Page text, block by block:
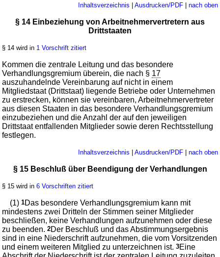
Inhaltsverzeichnis | Ausdrucken/PDF| nach oben
§ 14 Einbeziehung von Arbeitnehmervertretern aus
Drittstaaten
§ 14 wird in 1 Vorschrift zitiert
Kommen die zentrale Leitung und das besondere
Verhandlungsgremium überein, die nach § 17
auszuhandelnde Vereinbarung auf nicht in einem
Mitgliedstaat (Drittstaat) liegende Betriebe oder Unternehmen
zu erstrecken, können sie vereinbaren, Arbeitnehmervertreter
aus diesen Staaten in das besondere Verhandlungsgremium
einzubeziehen und die Anzahl der auf den jeweiligen
Drittstaat entfallenden Mitglieder sowie deren Rechtsstellung
festlegen.
Inhaltsverzeichnis | Ausdrucken/PDF| nach oben
§ 15 Beschluß über Beendigung der Verhandlungen
§ 15 wird in6 Vorschriften zitiert
(1)1Das besondere Verhandlungsgremium kann mit
mindestens zwei Dritteln der Stimmen seiner Mitglieder
beschließen, keine Verhandlungen aufzunehmen oder diese
zu beenden.2Der Beschluß und das Abstimmungsergebnis
sind in eine Niederschrift aufzunehmen, die vom Vorsitzenden
und einem weiteren Mitglied zu unterzeichnen ist.3Eine